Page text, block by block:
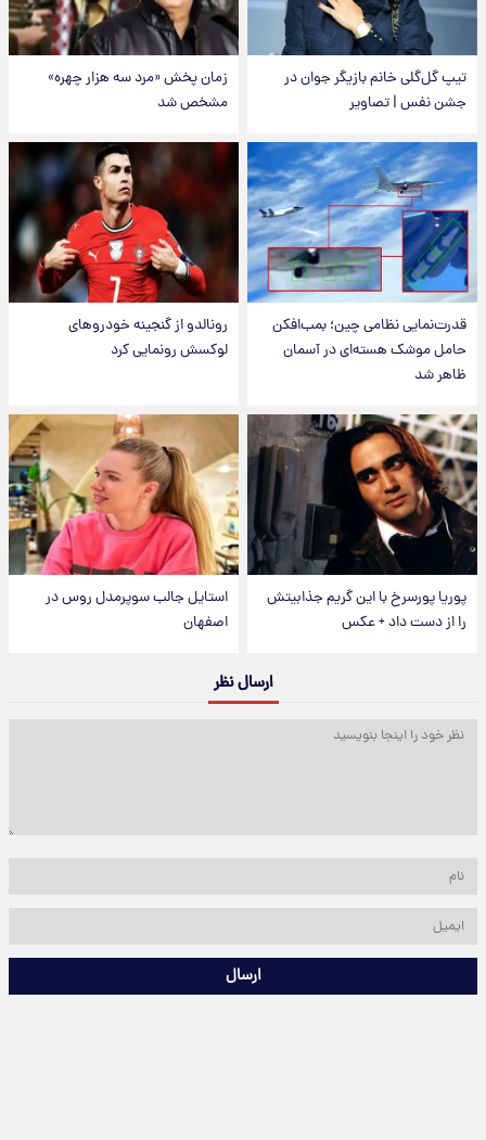
تیپ گل‌گلی خانم بازیگر جوان در
جشن نفس | تصاویر
زمان پخش «مرد سه هزار چهره»
مشخص شد
قدرت‌نمایی نظامی چین؛ بمب‌افکن
حامل موشک هسته‌ای در آسمان
ظاهر شد
رونالدو از گنجینه خودروهای
لوکسش رونمایی کرد
پوریا پورسرخ با این گریم جذابیتش
را از دست داد + عکس
استایل جالب سوپرمدل روس در
اصفهان
ارسال نظر
ارسال